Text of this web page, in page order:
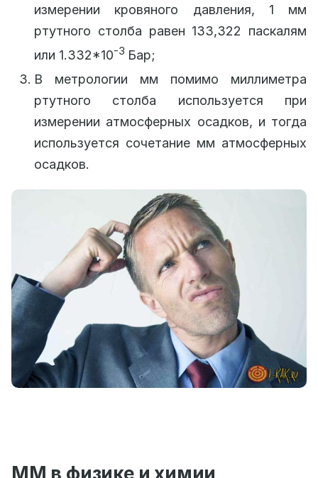
измерении кровяного давления, 1 мм
ртутного столба равен 133,322 паскалям
или 1.332*10-3 Бар;
В метрологии мм помимо миллиметра
ртутного столба используется при
измерении атмосферных осадков, и тогда
используется сочетание мм атмосферных
осадков.
ММ в физике и химии